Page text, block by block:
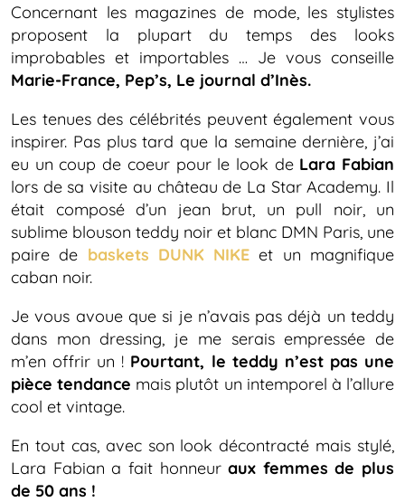
Concernant les magazines de mode, les stylistes
proposent la plupart du temps des looks
improbables et importables … Je vous conseille
Marie-France, Pep’s, Le journal d’Inès.
Les tenues des célébrités peuvent également vous
inspirer. Pas plus tard que la semaine dernière, j’ai
eu un coup de coeur pour le look de Lara Fabian
lors de sa visite au château de La Star Academy. Il
était composé d’un jean brut, un pull noir, un
sublime blouson teddy noir et blanc DMN Paris, une
paire de baskets DUNK NIKE et un magnifique
caban noir.
Je vous avoue que si je n’avais pas déjà un teddy
dans mon dressing, je me serais empressée de
m’en offrir un ! Pourtant, le teddy n’est pas une
pièce tendance mais plutôt un intemporel à l’allure
cool et vintage.
En tout cas, avec son look décontracté mais stylé,
Lara Fabian a fait honneuraux femmes de plus
de 50 ans !